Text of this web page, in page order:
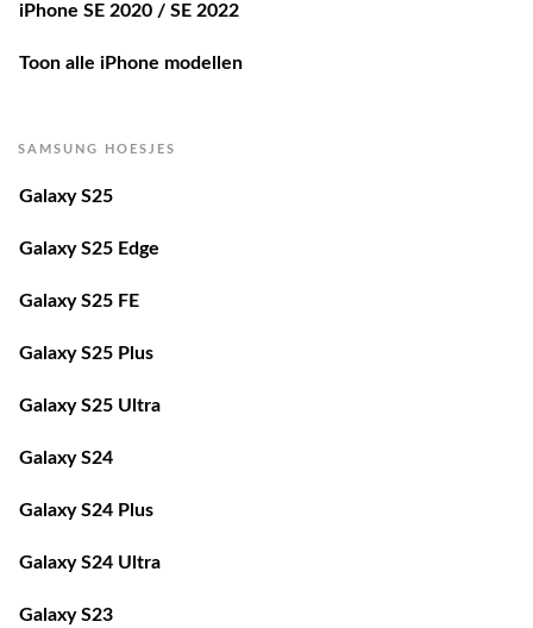
iPhone SE 2020 / SE 2022
Toon alle iPhone modellen
SAMSUNG HOESJES
Galaxy S25
Galaxy S25 Edge
Galaxy S25 FE
Galaxy S25 Plus
Galaxy S25 Ultra
Galaxy S24
Galaxy S24 Plus
Galaxy S24 Ultra
Galaxy S23